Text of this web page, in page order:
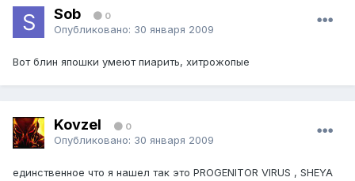
Sob 0
Опубликовано: 30 января 2009
Вот блин япошки умеют пиарить, хитрожопые
Kovzel 0
Опубликовано: 30 января 2009
единственное что я нашел так это PROGENITOR VIRUS , SHEYA